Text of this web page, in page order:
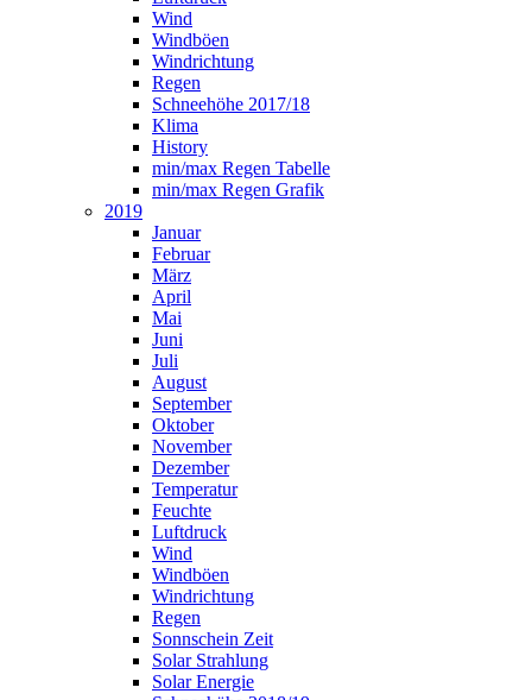
Wind
Windböen
Windrichtung
Regen
Schneehöhe 2017/18
Klima
History
min/max Regen Tabelle
min/max Regen Grafik
2019
Januar
Februar
März
April
Mai
Juni
Juli
August
September
Oktober
November
Dezember
Temperatur
Feuchte
Luftdruck
Wind
Windböen
Windrichtung
Regen
Sonnschein Zeit
Solar Strahlung
Solar Energie